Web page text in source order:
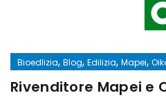
Bioedlizia, Blog, Edilizia, Mapei,
Rivenditore Mapei e